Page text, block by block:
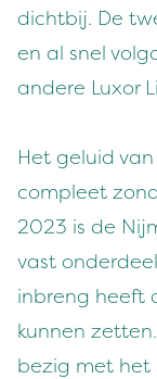
dichtbij. De
en al snel
andere Luxor
Het geluid
compleet
2023 is de
vast
inbreng heeft
kunnen
bezig met het